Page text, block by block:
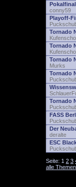
conny59
Playoff-
Tornado
Tornado
Tornado
Murks
Tornado
Tornado
FASS
Der
deralte
ESC
Seite: 1 2 3
alle